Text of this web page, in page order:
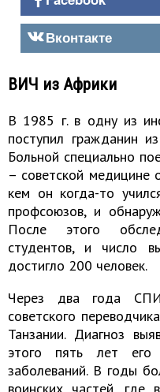
Вконтакте
ВИЧ из Африки
В 1985 г. в одну из
поступил гражданин
Больной специально
– советской медицине
кем он когда-то
профсоюзов, и
После этого
студентов, и число
достигло 200 человек.
Через два года
советского
Танзании. Диагноз
этого пять лет его
заболеваний. В годы